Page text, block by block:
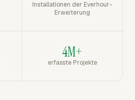
Installationen der Everhour-
Erweiterung
4M+
erfasste Projekte